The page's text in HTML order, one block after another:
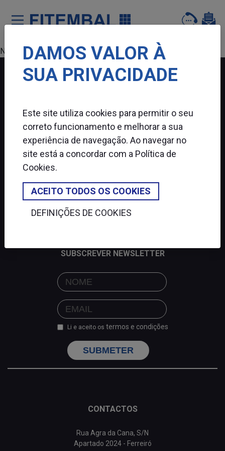
Saltar para o conteï¿½do principal da pï¿½gina
Nenhum produto encontrado.
SIGA-NOS
SUBSCREVER NEWSLETTER
Li e aceito os termos e condições
SUBMETER
CONTACTOS
Rua Agra da Cana, S/N
Apartado 2024 - Ferreiró
DAMOS VALOR À
SUA PRIVACIDADE
Este site utiliza cookies para permitir o seu
correto funcionamento e melhorar a sua
experiência de navegação. Ao navegar no
site está a concordar com a Política de
Cookies.
ACEITO TODOS OS COOKIES
DEFINIÇÕES DE COOKIES